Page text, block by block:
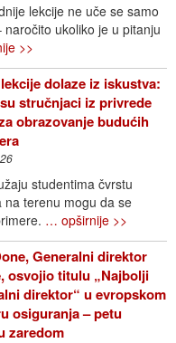
lekcije ne uče se samo
ukoliko je u pitanju
>>
dolaze iz iskustva:
stručnjaci iz privrede
obrazovanje budućih
studentima čvrstu
na terenu mogu da se
… opširnije >>
Generalni direktor
osvojio titulu „Najbolji
direktor“ u evropskom
osiguranja – petu
zaredom